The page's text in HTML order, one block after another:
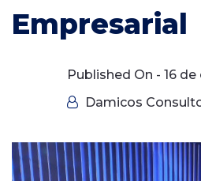
Empresarial
Published On - 16
Damicos